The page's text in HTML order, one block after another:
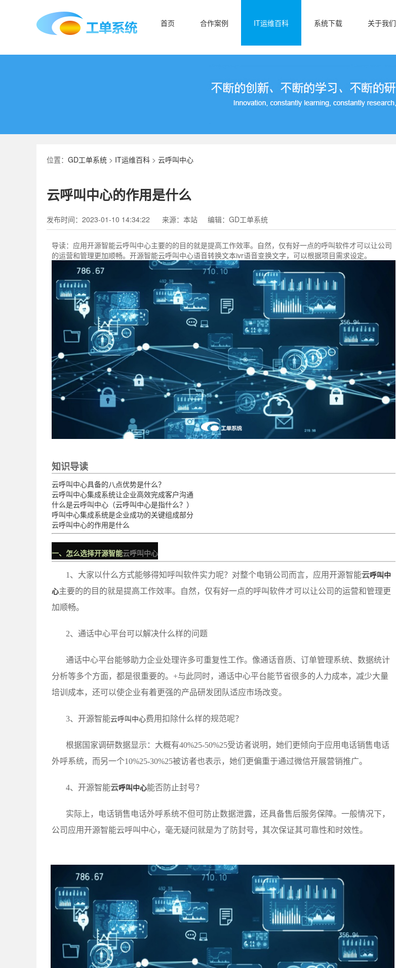
首页 合作案例 IT运维百科 系统下载 关于我们
位置： GD工单系统 > IT运维百科 > 云呼叫中心
云呼叫中心的作用是什么
发布时间：2023-01-10 14:34:22 来源：本站 编辑：GD工单系统
导读： 应用开源智能云呼叫中心主要的的目的就是提高工作效率。自然，仅有好一点的呼叫软件才可以让公司
的运营和管理更加顺畅。开源智能云呼叫中心语音转换文本ivr语音变换文字，可以根据项目需求设定。
知识导读
云呼叫中心具备的八点优势是什么？
云呼叫中心集成系统让企业高效完成客户沟通
什么是云呼叫中心（云呼叫中心是指什么？）
呼叫中心集成系统是企业成功的关键组成部分
云呼叫中心的作用是什么
一、怎么选择开源智能云呼叫中心
1、大家以什么方式能够得知呼叫软件实力呢？对整个电销公司而言，应用开源智能云呼叫中
心主要的的目的就是提高工作效率。
自然，仅有好一点的呼叫软件才可以让公司的运营和管理更
加顺畅。
2、通话中心平台可以解决什么样的问题
通话中心平台能够助力企业处理许多可重复性工作。像通话音质、订单管理系统、数据统计
分析等多个方面，都是很重要的。+与此同时，通话中心平台能节省很多的人力成本，减少大量
培训成本，还可以使企业有着更强的产品研发团队适应市场改变。
3、开源智能云呼叫中心费用扣除什么样的规范呢？
根据国家调研数据显示：大概有40%25-50%25受访者说明，她们更倾向于应用电话销售电话
外呼系统，而另一个10%25-30%25被访者也表示，她们更偏重于通过微信开展营销推广。
4、开源智能云呼叫中心能否防止封号？
实际上，电话销售电话外呼系统不但可防止数据泄露，还具备售后服务保障。一般情况下，
公司应用开源智能云呼叫中心，毫无疑问就是为了防封号，其次保证其可靠性和时效性。